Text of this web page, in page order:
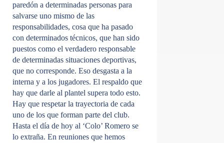
paredón a determinadas personas para
salvarse uno mismo de las
responsabilidades, cosa que ha pasado
con determinados técnicos, que han sido
puestos como el verdadero responsable
de determinadas situaciones deportivas,
que no corresponde. Eso desgasta a la
interna y a los jugadores. El respaldo que
hay que darle al plantel supera todo esto.
Hay que respetar la trayectoria de cada
uno de los que forman parte del club.
Hasta el día de hoy al ‘Colo’ Romero se
lo extraña. En reuniones que hemos